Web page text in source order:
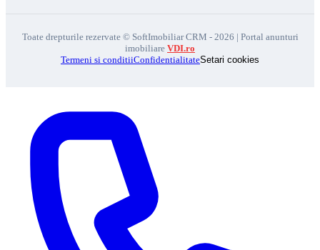
Toate drepturile rezervate © SoftImobiliar CRM - 2026 | Portal anunturi
imobiliare VDI.ro
Termeni si conditiiConfidentialitateSetari cookies